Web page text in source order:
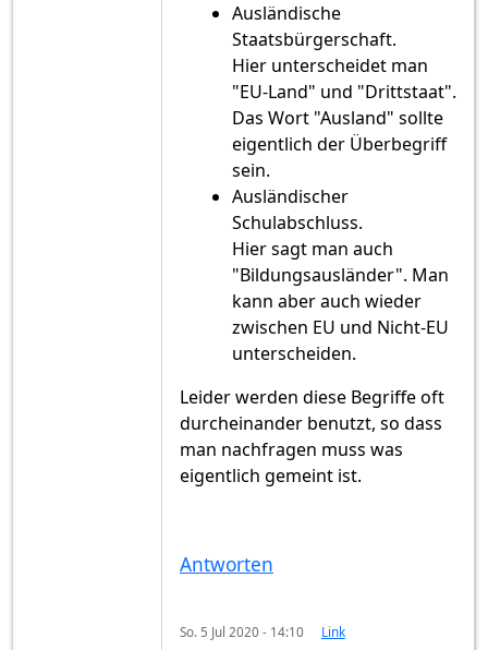
Ausländische
Staatsbürgerschaft.
Hier unterscheidet man
"EU-Land" und "Drittstaat".
Das Wort "Ausland" sollte
eigentlich der Überbegriff
sein.
Ausländischer
Schulabschluss.
Hier sagt man auch
"Bildungsausländer". Man
kann aber auch wieder
zwischen EU und Nicht-EU
unterscheiden.
Leider werden diese Begriffe oft
durcheinander benutzt, so dass
man nachfragen muss was
eigentlich gemeint ist.
Antworten
So. 5 Jul 2020 - 14:10 Link